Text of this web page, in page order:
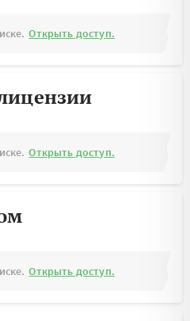
Открыть доступ.
Открыть доступ.
Открыть доступ.